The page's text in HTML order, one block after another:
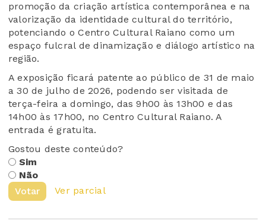
promoção da criação artística contemporânea e na
valorização da identidade cultural do território,
potenciando o Centro Cultural Raiano como um
espaço fulcral de dinamização e diálogo artístico na
região.
A exposição ficará patente ao público de 31 de maio
a 30 de julho de 2026, podendo ser visitada de
terça-feira a domingo, das 9h00 às 13h00 e das
14h00 às 17h00, no Centro Cultural Raiano. A
entrada é gratuita.
Gostou deste conteúdo?
Sim
Não
Votar
Ver parcial